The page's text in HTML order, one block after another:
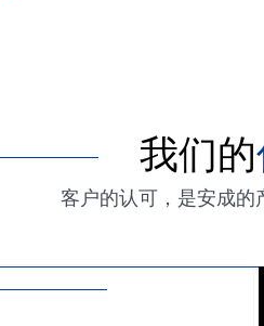
我们的
客户的认可，是安成的